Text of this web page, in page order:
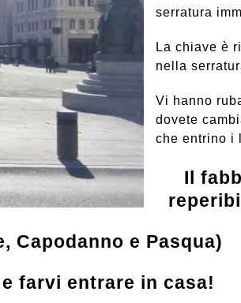
serratura
La chiave è
nella
Vi hanno
dovete
che entrino i
Il
Capodanno e Pasqua)
farvi entrare in casa!